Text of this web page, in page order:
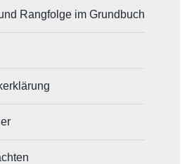
Rangfolge im Grundbuch